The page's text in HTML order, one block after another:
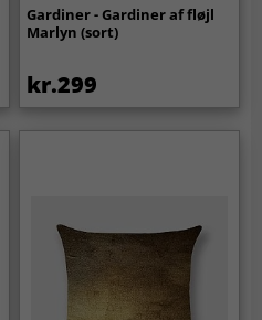
Gardiner - Gardiner af fløjl
Marlyn (sort)
kr.299